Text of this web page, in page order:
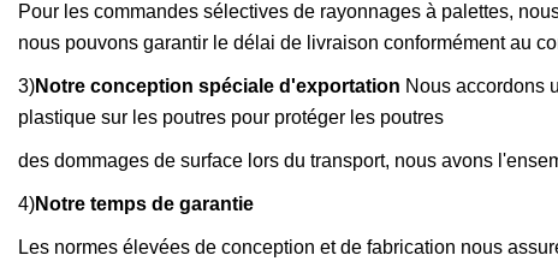
Pour les commandes sélectives de rayonnages à palettes,
nous pouvons garantir le délai de livraison conformément au
3)Notre conception spéciale d'exportation Nous accordons
plastique sur les poutres pour protéger les poutres
des dommages de surface lors du transport, nous avons
4)Notre temps de garantie
Les normes élevées de conception et de fabrication nous